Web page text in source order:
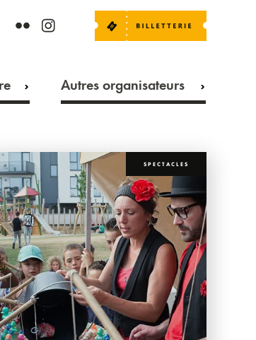
Autres organisateurs
SPECTACLES